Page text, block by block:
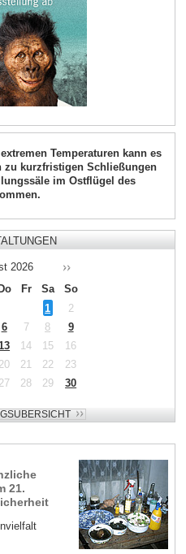
Temperaturen kann es
zu kurzfristigen Schließungen
im Ostflügel des
2026
Do Fr Sa
So
1
2
6 7 8
9
13 14 15
16
20 21 22
23
27 28 29
30
21.